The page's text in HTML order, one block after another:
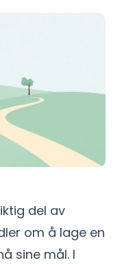
del av
om å lage en
sine mål. I